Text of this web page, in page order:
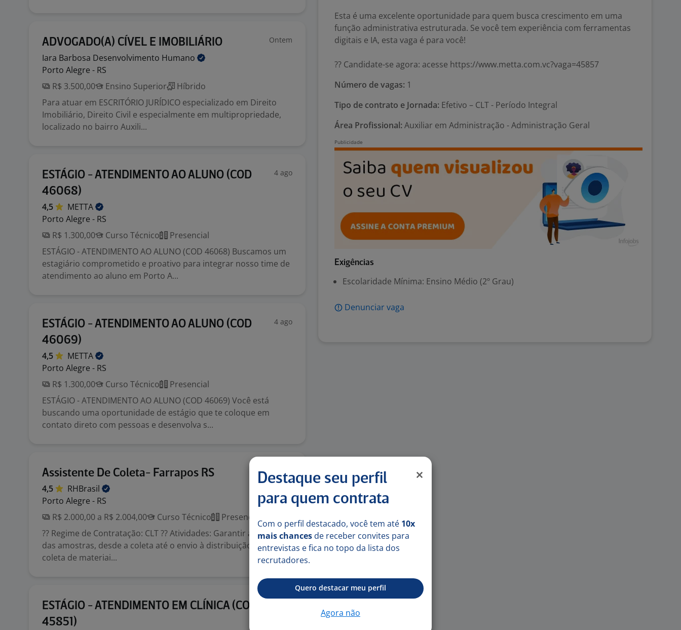
ADVOGADO(A) CÍVEL E IMOBILIÁRIO Ontem
Iara Barbosa Desenvolvimento Humano
Porto Alegre - RS
R$ 3.500,00
Ensino Superior
Híbrido
Para atuar em ESCRITÓRIO JURÍDICO especializado em Direito
Imobiliário, Direito Civil e especialmente em multipropriedade,
localizado no bairro Auxili...
ESTÁGIO - ATENDIMENTO AO ALUNO (COD
46068)
4 ago
4,5
METTA
Porto Alegre - RS
R$ 1.300,00
Curso Técnico
Presencial
ESTÁGIO - ATENDIMENTO AO ALUNO (COD 46068) Buscamos um
estagiário comprometido e proativo para integrar nosso time de
atendimento ao aluno em Porto A...
ESTÁGIO - ATENDIMENTO AO ALUNO (COD
46069)
4 ago
4,5
METTA
Porto Alegre - RS
R$ 1.300,00
Curso Técnico
Presencial
ESTÁGIO - ATENDIMENTO AO ALUNO (COD 46069) Você está
buscando uma oportunidade de estágio que te coloque em
contato direto com pessoas e desenvolva s...
Assistente De Coleta- Farrapos RS 4 ago
4,5
RHBrasil
Porto Alegre - RS
R$ 2.000,00 a R$ 2.004,00
Curso Técnico
Presencial
?? Regime de Contratação: CLT ?? Atividades: Garantir a qualidade
das amostras, desde a coleta até o envio à distribuição; Executar
coleta de materiai...
ESTÁGIO - ATENDIMENTO EM CLÍNICA (COD
45851)
Esta é uma excelente oportunidade para quem busca crescimento em uma
função administrativa estruturada. Se você tem experiência com ferramentas
digitais e IA, esta vaga é para você!
?? Candidate-se agora: acesse https://www.metta.com.vc?vaga=45857
Número de vagas: 1
Tipo de contrato e Jornada: Efetivo – CLT - Período Integral
Área Profissional: Auxiliar em Administração - Administração Geral
Exigências
Escolaridade Mínima: Ensino Médio (2º Grau)
Denunciar vaga
Destaque seu perfil
para quem contrata
Com o perfil destacado, você tem até 10x
mais chances de receber convites para
entrevistas e fica no topo da lista dos
recrutadores.
Quero destacar meu perfil
Agora não